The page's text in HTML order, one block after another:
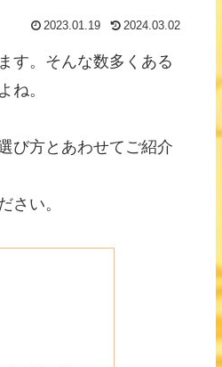
2023.01.19 2024.03.02
す。そんな数多くある
ね。
び方とあわせてご紹介
さい。